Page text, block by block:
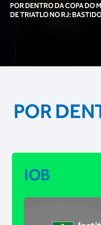
POR DENTRO DA COPA DO
DE TRIATLO NO RJ:
POR
IOB